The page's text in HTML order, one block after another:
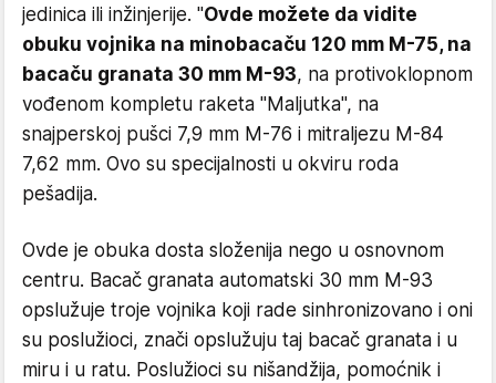
jedinica ili inžinjerije. "Ovde možete da vidite
obuku vojnika na minobacaču 120 mm M-75, na
bacaču granata 30 mm M-93, na protivoklopnom
vođenom kompletu raketa "Maljutka", na
snajperskoj pušci 7,9 mm M-76 i mitraljezu M-84
7,62 mm. Ovo su specijalnosti u okviru roda
pešadija.
Ovde je obuka dosta složenija nego u osnovnom
centru. Bacač granata automatski 30 mm M-93
opslužuje troje vojnika koji rade sinhronizovano i oni
su poslužioci, znači opslužuju taj bacač granata i u
miru i u ratu. Poslužioci su nišandžija, pomoćnik i